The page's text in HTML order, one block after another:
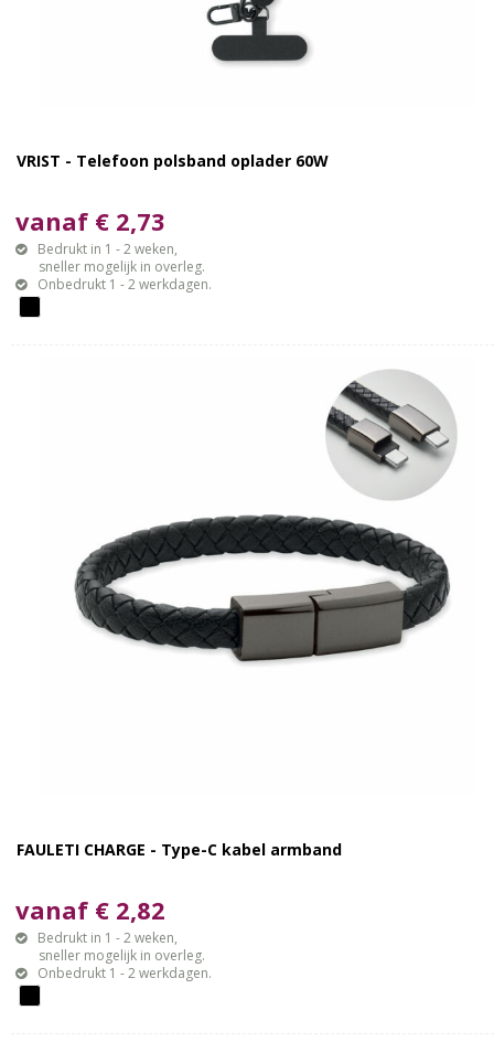
VRIST - Telefoon polsband oplader 60W
vanaf € 2,73
Bedrukt in 1 - 2 weken,
sneller mogelijk in overleg.
Onbedrukt 1 - 2 werkdagen.
FAULETI CHARGE - Type-C kabel armband
vanaf € 2,82
Bedrukt in 1 - 2 weken,
sneller mogelijk in overleg.
Onbedrukt 1 - 2 werkdagen.